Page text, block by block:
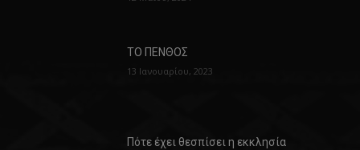
ΤΟ ΠΕΝΘΟΣ
13 Ιανουαρίου, 2023
Πότε έχει θεσπίσει η εκκλησία